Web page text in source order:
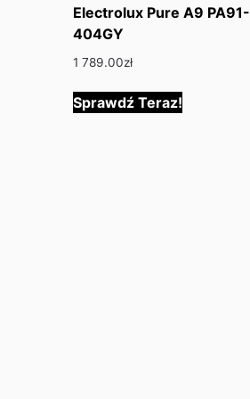
Electrolux Pure A9 PA91-
404GY
1 789.00zł
Sprawdź Teraz!